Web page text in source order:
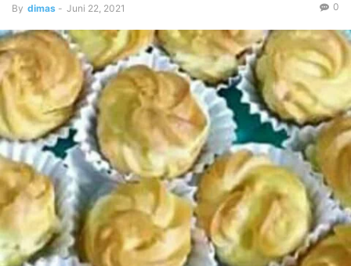
By dimas - Juni 22, 2021 0